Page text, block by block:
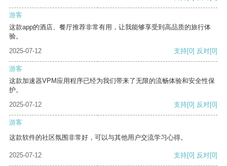
游客
这款app的酒店、餐厅推荐非常有用，让我能够享受到高品质的旅行体
验。
2025-07-12
支持[0] 反对[0]
游客
这款加速器VPM应用程序已经为我们带来了无限的流畅体验和安全性保
护。
2025-07-12
支持[0] 反对[0]
游客
这款软件的社区氛围非常好，可以与其他用户交流学习心得。
2025-07-12 支持[0] 反对[0]